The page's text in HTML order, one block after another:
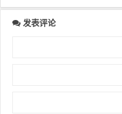
发表评论